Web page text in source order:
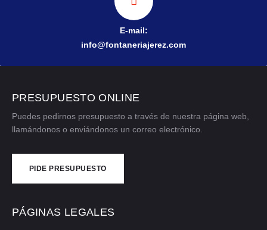
E-mail:
info@fontaneriajerez.com
PRESUPUESTO ONLINE
Puedes pedirnos presupuesto a través de nuestra página web,
llamándonos o enviándonos un correo electrónico.
PIDE PRESUPUESTO
PÁGINAS LEGALES